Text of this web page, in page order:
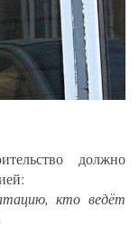
должно
кто ведёт